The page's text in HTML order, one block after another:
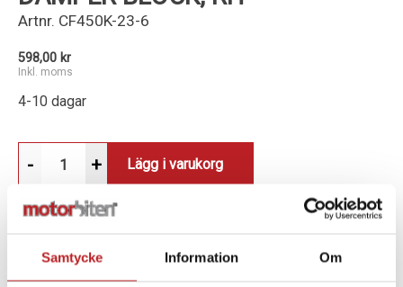
Samtycke Information Om
Artnr. CF450K-23-6
598,00 kr
Inkl. moms
4-10 dagar
- + Lägg i varukorg